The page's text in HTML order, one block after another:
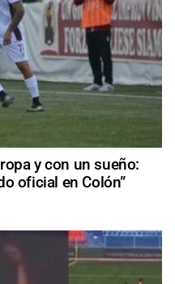
y con un sueño:
oficial en Colón”